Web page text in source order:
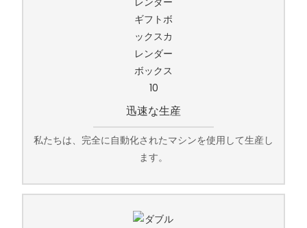
迅速な生産
私たちは、完全に自動化されたマシンを使用して生産し
ます。